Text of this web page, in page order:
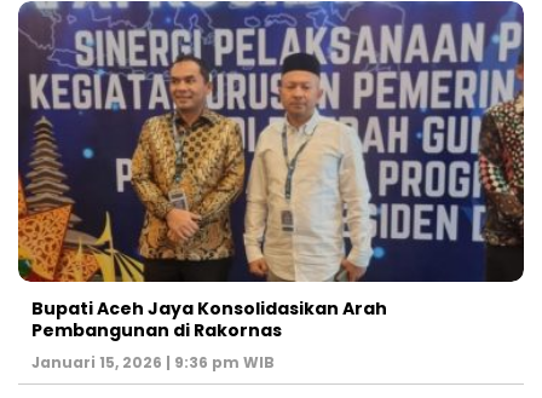
Bupati Aceh Jaya Konsolidasikan Arah
Pembangunan di Rakornas
Januari 15, 2026 | 9:36 pm WIB